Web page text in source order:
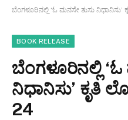
ಬೆಂಗಳೂರಿನಲ್ಲಿ ‘ಓ ಮನಸೇ ತುಸು ನಿಧಾನಿಸು’
BOOK RELEASE
ಬೆಂಗಳೂರಿನಲ್ಲಿ
ನಿಧಾನಿಸು’ ಕೃತಿ
24